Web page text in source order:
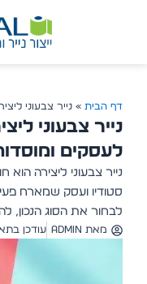
דף הבית » נייר צבעוני
נייר צבעוני
לעסקים
נייר צבעוני ליצירה הוא
סטודיו ועסק שמארח
לבחור את הסוג הנכון,
מאת admin עודכן בתאריך 12/